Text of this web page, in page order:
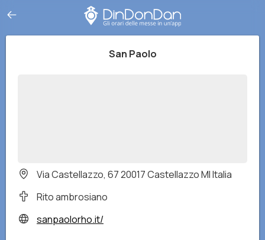
San Paolo
Via Castellazzo, 67 20017 Castellazzo MI Italia
Rito ambrosiano
sanpaolorho.it/